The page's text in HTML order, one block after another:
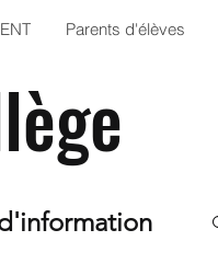
Parents d'élèves